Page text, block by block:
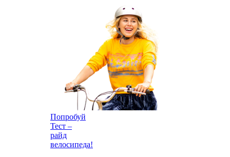
Попробуй
Тест –
райд
велосипеда!